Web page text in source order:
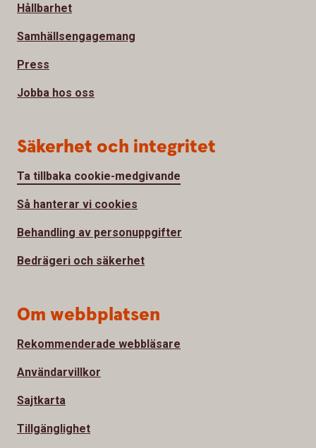
Hållbarhet
Samhällsengagemang
Press
Jobba hos oss
Säkerhet och integritet
Ta tillbaka cookie-medgivande
Så hanterar vi cookies
Behandling av personuppgifter
Bedrägeri och säkerhet
Om webbplatsen
Rekommenderade webbläsare
Användarvillkor
Sajtkarta
Tillgänglighet